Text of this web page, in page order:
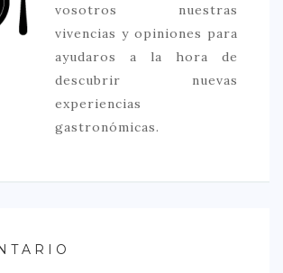
vosotros nuestras
vivencias y opiniones para
ayudaros a la hora de
descubrir nuevas
experiencias
gastronómicas.